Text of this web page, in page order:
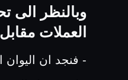
وبالنظر الى
العملات
- فنجد ان اليوان